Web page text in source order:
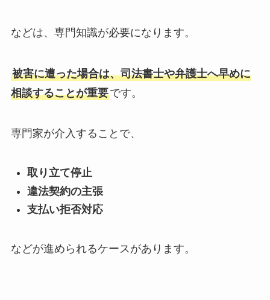
などは、専門知識が必要になります。
被害に遭った場合は、司法書士や弁護士へ早めに
相談することが重要です。
専門家が介入することで、
取り立て停止
違法契約の主張
支払い拒否対応
などが進められるケースがあります。